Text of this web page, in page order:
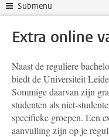
Submenu
Extra online
Naast de reguliere
biedt de Universiteit
Sommige daarvan zijn
studenten als niet-
specifieke groepen. Een
aanvulling zijn op je